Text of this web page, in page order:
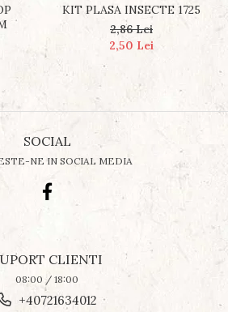
KIT PLASA INSECTE 1725
2,86 Lei
2,50 Lei
SOCIAL
NE IN SOCIAL MEDIA
CLIENTI
08:00 / 18:00
+40721634012